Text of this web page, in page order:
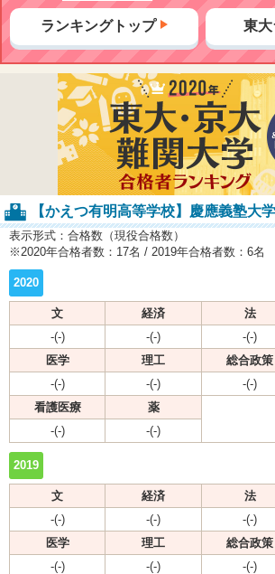
ランキングトップ 東
【かえつ有明高等学校】慶應義塾大
表示形式：合格数（現役合格数）
※2020年合格者数：17名 / 2019年合格者数：6名
2020
文 経済 法
-(-)
-(-) -(-)
医学
理工 総合政策
-(-)
-(-) -(-)
看護医療
薬
-(-)
-(-)
2019
文 経済 法
-(-)
-(-) -(-)
医学
理工 総合政策
-(-)
-(-) -(-)